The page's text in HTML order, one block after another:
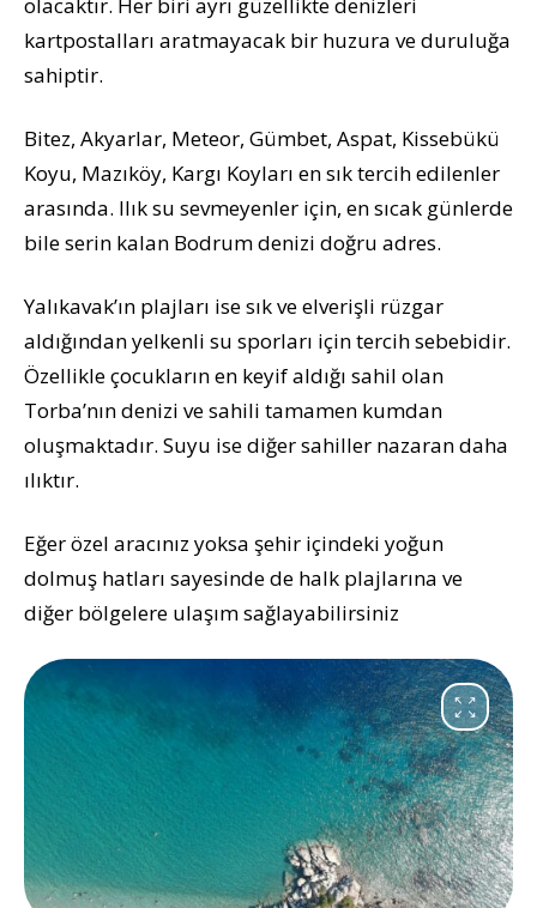
kartpostalları aratmayacak bir huzura ve duruluğa
sahiptir.
Bitez, Akyarlar, Meteor, Gümbet, Aspat, Kissebükü
Koyu, Mazıköy, Kargı Koyları en sık tercih edilenler
arasında. Ilık su sevmeyenler için, en sıcak günlerde
bile serin kalan Bodrum denizi doğru adres.
Yalıkavak’ın plajları ise sık ve elverişli rüzgar
aldığından yelkenli su sporları için tercih sebebidir.
Özellikle çocukların en keyif aldığı sahil olan
Torba’nın denizi ve sahili tamamen kumdan
oluşmaktadır. Suyu ise diğer sahiller nazaran daha
ılıktır.
Eğer özel aracınız yoksa şehir içindeki yoğun
dolmuş hatları sayesinde de halk plajlarına ve
diğer bölgelere ulaşım sağlayabilirsiniz